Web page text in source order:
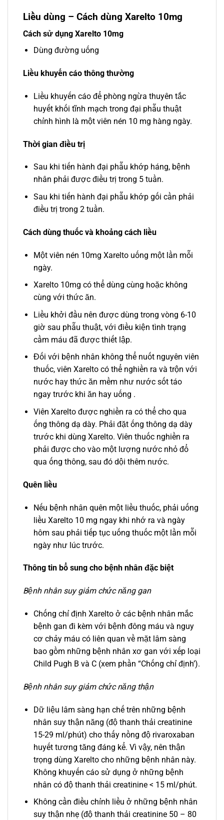
Liều dùng – Cách dùng Xarelto 10mg
Cách sử dụng Xarelto 10mg
Dùng đường uống
Liều khuyến cáo thông thường
Liều khuyến cáo để phòng ngừa thuyên tắc
huyết khối tĩnh mạch trong đại phẫu thuật
chỉnh hình là một viên nén 10 mg hàng ngày.
Thời gian điều trị
Sau khi tiến hành đại phẫu khớp háng, bệnh
nhân phải được điều trị trong 5 tuần.
Sau khi tiến hành đại phẫu khớp gối cần phải
điều trị trong 2 tuần.
Cách dùng thuốc và khoảng cách liều
Một viên nén 10mg Xarelto uống một lần mỗi
ngày.
Xarelto 10mg có thể dùng cùng hoặc không
cùng với thức ăn.
Liều khởi đầu nên được dùng trong vòng 6-10
giờ sau phẫu thuật, với điều kiện tình trạng
cầm máu đã được thiết lập.
Đối với bệnh nhân không thể nuốt nguyên viên
thuốc, viên Xarelto có thể nghiền ra và trộn với
nước hay thức ăn mềm như nước sốt táo
ngay trước khi ăn hay uống .
Viên Xarelto được nghiền ra có thể cho qua
ống thông dạ dày. Phải đặt ống thông dạ dày
trước khi dùng Xarelto. Viên thuốc nghiền ra
phải được cho vào một lượng nước nhỏ đổ
qua ống thông, sau đó dội thêm nước.
Quên liều
Nếu bệnh nhân quên một liều thuốc, phải uống
liều Xarelto 10 mg ngay khi nhớ ra và ngày
hôm sau phải tiếp tục uống thuốc một lần mỗi
ngày như lúc trước.
Thông tin bổ sung cho bệnh nhân đặc biệt
Bệnh nhân suy giảm chức năng gan
Chống chỉ định Xarelto ở các bệnh nhân mắc
bệnh gan đi kèm với bệnh đông máu và nguy
cơ chảy máu có liên quan về mặt lâm sàng
bao gồm những bệnh nhân xơ gan với xếp loại
Child Pugh B và C (xem phần “Chống chỉ định’).
Bệnh nhân suy giảm chức năng thận
Dữ liệu lâm sàng hạn chế trên những bệnh
nhân suy thận năng (độ thanh thải creatinine
15-29 ml/phút) cho thấy nồng độ rivaroxaban
huyết tương tăng đáng kể. Vì vậy, nên thận
trọng dùng Xarelto cho những bệnh nhân này.
Không khuyến cáo sử dụng ở những bệnh
nhân có độ thanh thải creatinine < 15 ml/phút.
Không cần điều chỉnh liều ở những bệnh nhân
suy thận nhẹ (độ thanh thải creatinine 50 – 80